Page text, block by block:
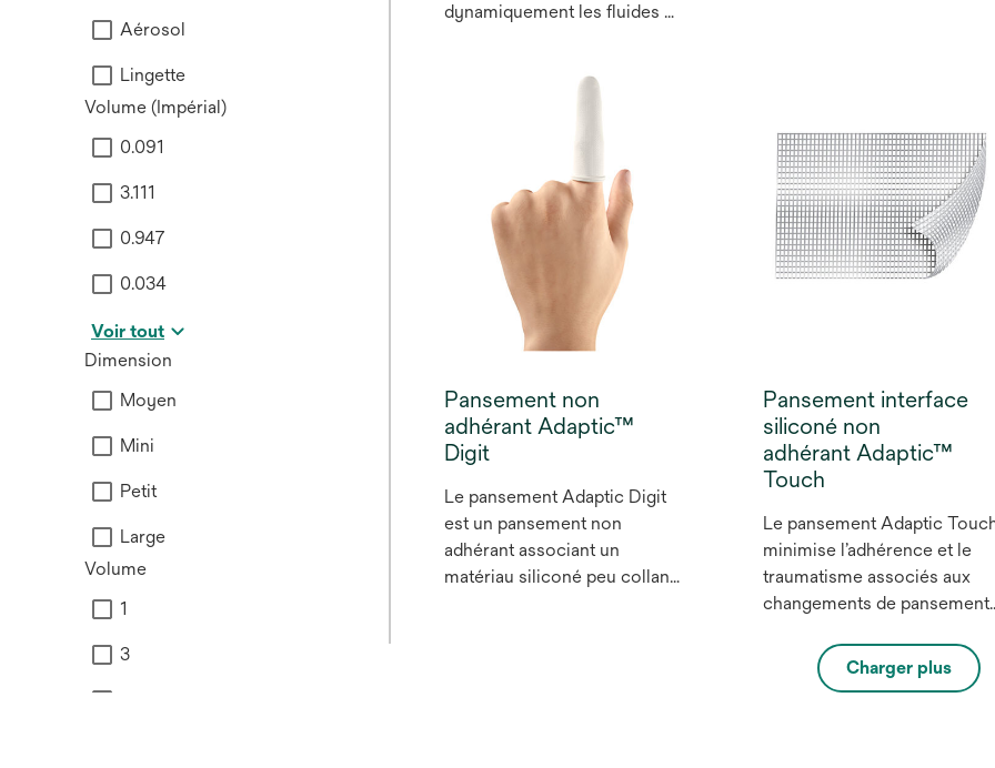
Aérosol
Lingette
Volume (Impérial)
0.091
3.111
0.947
0.034
Voir tout
Dimension
Moyen
Mini
Petit
Large
Volume
1
3
dynamiquement les fluides et
apportant ou en absorbant
du lit de la plaie et la
granulation des plaies sèches
et peu exsudatives. Les
pansements procurent une
sensation de froid à la peau
dès leur application, ce qui
contribue à atténuer la
douleur au niveau de la plaie3.
imprégné d’une base de
polyéthylène glycol (PEG)
contenant 10 % de povidone
iodée, soit l’équivalent de
1,0 % d’iode disponible.
Pansement non
adhérant Adaptic™
Digit
Le pansement Adaptic Digit
est un pansement non
adhérant associant un
matériau siliconé peu collant
Pansement interface
siliconé non
adhérant Adaptic™
Touch
Le pansement Adaptic
minimise l’adhérence et le
traumatisme associés aux
changements de pansement,
tissus nouvellement formés
et de réduire la douleur.¹
Charger plus